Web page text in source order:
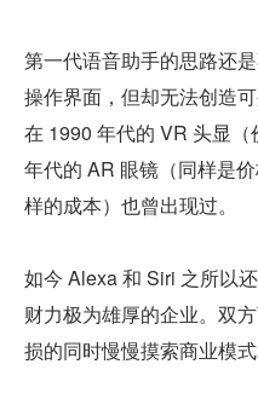
第一代语音助手的思路还
操作界面，但却无法创造
在 1990 年代的 VR 头显
年代的 AR 眼镜（同样是
样的成本）也曾出现过。
如今 Alexa 和 Siri 之所以
财力极为雄厚的企业。双
损的同时慢慢摸索商业模式